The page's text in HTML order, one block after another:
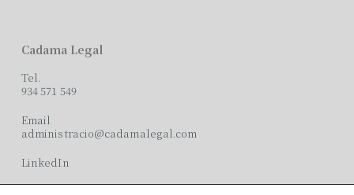
Cadama Legal
Tel.
934 571 549
Email
administracio@cadamalegal.com
LinkedIn